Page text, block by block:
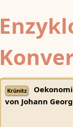
Krünitz
von Johann